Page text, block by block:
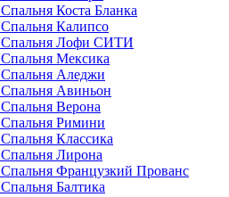
Спальня Коста Бланка
Спальня Калипсо
Спальня Лофи СИТИ
Спальня Мексика
Спальня Аледжи
Спальня Авиньон
Спальня Верона
Спальня Римини
Спальня Классика
Спальня Лирона
Спальня Французкий Прованс
Спальня Балтика